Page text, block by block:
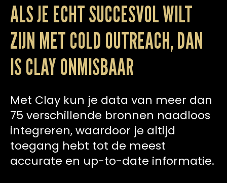
ALS JE ECHT SUCCESVOL WILT
ZIJN MET COLD OUTREACH, DAN
IS CLAY ONMISBAAR
Met Clay kun je data van meer dan
75 verschillende bronnen naadloos
integreren, waardoor je altijd
toegang hebt tot de meest
accurate en up-to-date informatie.